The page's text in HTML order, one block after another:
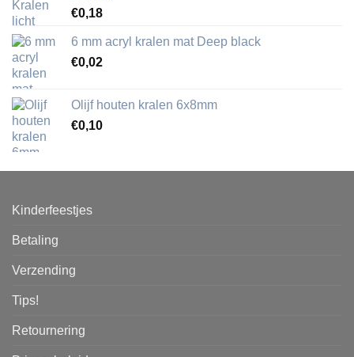
€0,18
6 mm acryl kralen mat Deep black
€0,02
Olijf houten kralen 6x8mm
€0,10
Kinderfeestjes
Betaling
Verzending
Tips!
Retournering